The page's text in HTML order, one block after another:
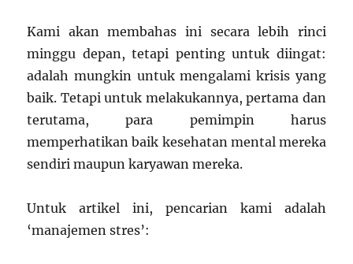
Kami akan membahas ini secara lebih rinci
minggu depan, tetapi penting untuk diingat:
adalah mungkin untuk mengalami krisis yang
baik. Tetapi untuk melakukannya, pertama dan
terutama, para pemimpin harus
memperhatikan baik kesehatan mental mereka
sendiri maupun karyawan mereka.
Untuk artikel ini, pencarian kami adalah
‘manajemen stres’: